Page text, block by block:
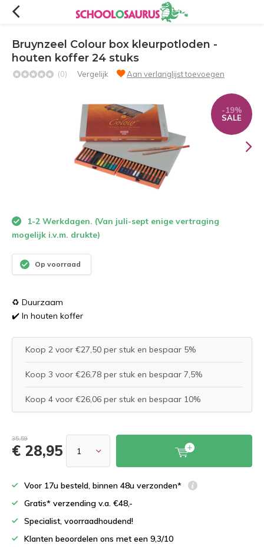
Bruynzeel Colour box kleurpotloden -
houten koffer 24 stuks
(0) Vergelijk Aan verlanglijst toevoegen
-19%
SALE
1-2 Werkdagen. (Van juli-sept enige vertraging
mogelijk i.v.m. drukte)
Op voorraad
♻️ Duurzaam
✔️ In houten koffer
Koop 2 voor €27,50 per stuk en bespaar 5%
Koop 3 voor €26,78 per stuk en bespaar 7,5%
Koop 4 voor €26,06 per stuk en bespaar 10%
35,59
€ 28,95
Voor 17u besteld, binnen 48u verzonden*
Gratis* verzending v.a. €48,-
Specialist, voorraadhoudend!
Klanten beoordelen ons met een 9,3/10